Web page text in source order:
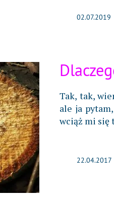
02.07.2019
Tak, tak,
ale ja
wciąż mi się
22.04.2017